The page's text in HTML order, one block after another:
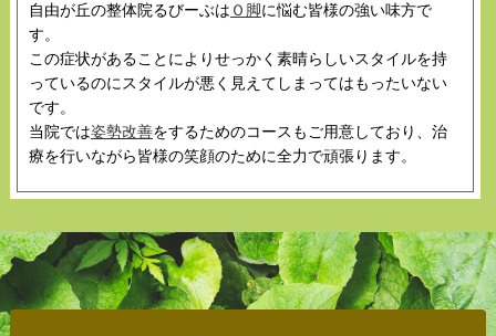
自由が丘の整体院るびーぶは Ｏ脚に悩む皆様の強い味方で
す。
この症状があることによりせっかく素晴らしいスタイルを持
っているのにスタイルが悪く見えてしまってはもったいない
です。
当院では姿勢改善をするためのコースもご用意しており、治
療を行いながら皆様の笑顔のために全力で頑張ります。